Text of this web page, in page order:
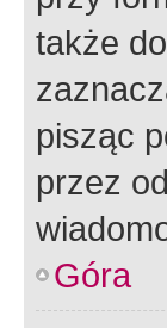
także
pisząc
przez
Góra